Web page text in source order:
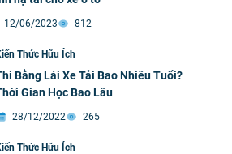
12/06/2023 812
Thức Hữu Ích
Bằng Lái Xe Tải Bao Nhiêu Tuổi?
Gian Học Bao Lâu
28/12/2022 265
Thức Hữu Ích